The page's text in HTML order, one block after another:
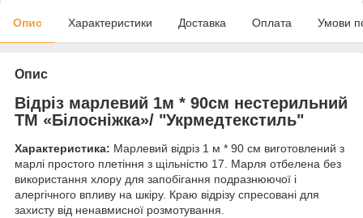
Опис Характеристики Доставка Оплата Умови
Опис
Відріз марлевий 1м * 90см нестерильний
ТМ «Білосніжка»/ "Укрмедтекстиль"
Характеристика: Марлевий відріз 1 м * 90 см виготовлений з
марлі простого плетіння з щільністю 17. Марля отбелена без
використання хлору для запобігання подразнюючої і
алергічного впливу на шкіру. Краю відрізу спресовані для
захисту від ненавмисної розмотування.